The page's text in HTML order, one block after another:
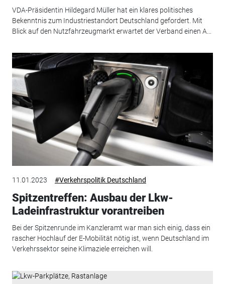
VDA-Präsidentin Hildegard Müller hat ein klares politisches
Bekenntnis zum Industriestandort Deutschland gefordert. Mit
Blick auf den Nutzfahrzeugmarkt erwartet der Verband einen A...
11.01.2023 #Verkehrspolitik Deutschland
Spitzentreffen: Ausbau der Lkw-
Ladeinfrastruktur vorantreiben
Bei der Spitzenrunde im Kanzleramt war man sich einig, dass ein
rascher Hochlauf der E-Mobilität nötig ist, wenn Deutschland im
Verkehrssektor seine Klimaziele erreichen will.